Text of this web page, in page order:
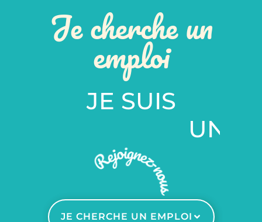
Je cherche un
emploi
JE SUIS
UN
JE CHERCHE UN EMPLOI